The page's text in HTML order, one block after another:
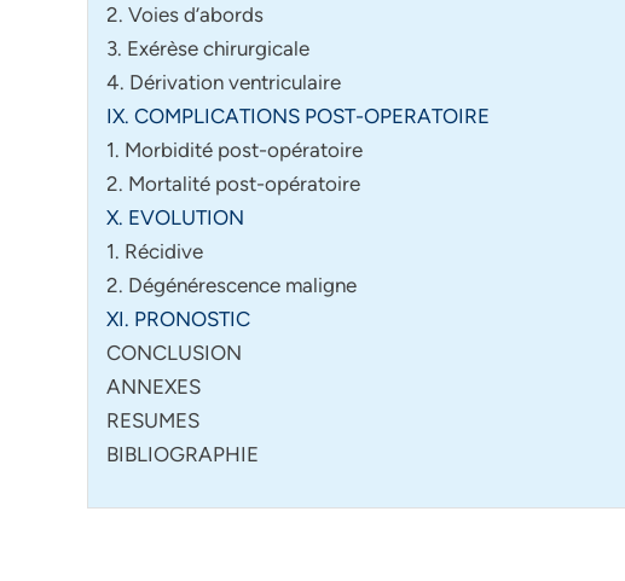
2. Voies d’abords
3. Exérèse chirurgicale
4. Dérivation ventriculaire
IX. COMPLICATIONS POST-OPERATOIRE
1. Morbidité post-opératoire
2. Mortalité post-opératoire
X. EVOLUTION
1. Récidive
2. Dégénérescence maligne
XI. PRONOSTIC
CONCLUSION
ANNEXES
RESUMES
BIBLIOGRAPHIE